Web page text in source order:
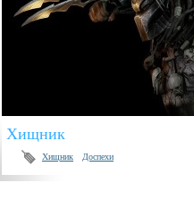
Хищник
Хищник Доспехи